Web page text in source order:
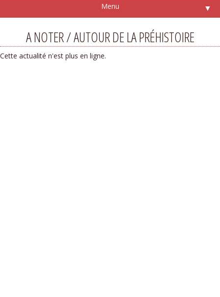
Menu ▼
A NOTER / AUTOUR DE LA PRÉHISTOIRE
Cette actualité n'est plus en ligne.